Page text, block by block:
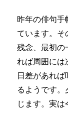
昨年の俳句手
ています。そ
残念、最初の
れば周囲には
日差があれ
るようです。
じます。実は